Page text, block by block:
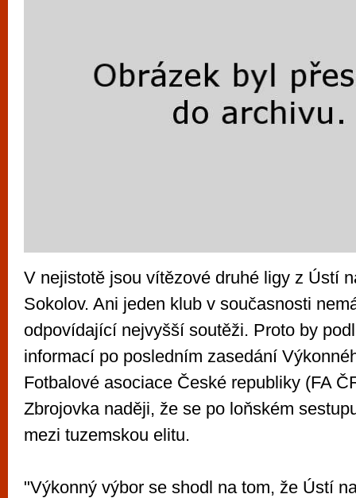
V nejistotě jsou vítězové druhé ligy z Ústí
Sokolov. Ani jeden klub v současnosti
odpovídající nejvyšší soutěži. Proto by
informací po posledním zasedání
Fotbalové asociace České republiky (FA
Zbrojovka naději, že se po loňském
mezi tuzemskou elitu.
"Výkonný výbor se shodl na tom, že Ústí